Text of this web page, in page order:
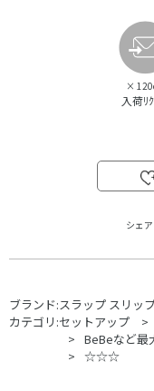
×
入荷ﾘ
シェア
ブランド:スラップ スリッ
カテゴリ:セットアップ
BeBeなど最
☆☆☆